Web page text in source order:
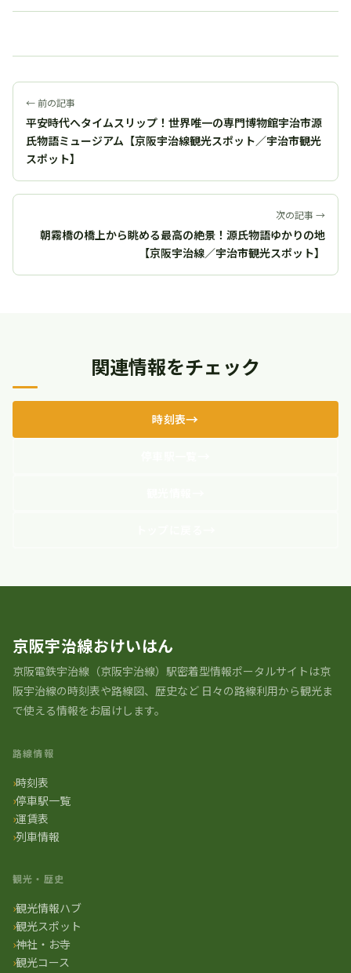
← 前の記事
平安時代へタイムスリップ！世界唯一の専門博物館宇治市源
氏物語ミュージアム【京阪宇治線観光スポット／宇治市観光
スポット】
次の記事 →
朝霧橋の橋上から眺める最高の絶景！源氏物語ゆかりの地
【京阪宇治線／宇治市観光スポット】
関連情報をチェック
時刻表
京阪宇治線おけいはん
京阪電鉄宇治線（京阪宇治線）駅密着型情報ポータルサイトは京
阪宇治線の時刻表や路線図、歴史など 日々の路線利用から観光ま
で使える情報をお届けします。
路線情報
時刻表
停車駅一覧
運賃表
列車情報
観光・歴史
観光情報ハブ
観光スポット
神社・お寺
観光コース